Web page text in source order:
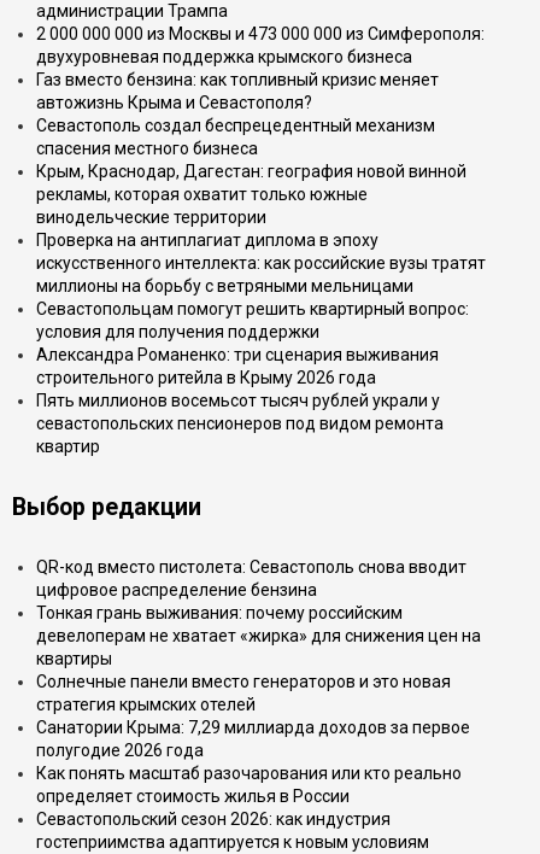
администрации Трампа
2 000 000 000 из Москвы и 473 000 000 из Симферополя:
двухуровневая поддержка крымского бизнеса
Газ вместо бензина: как топливный кризис меняет
автожизнь Крыма и Севастополя?
Севастополь создал беспрецедентный механизм
спасения местного бизнеса
Крым, Краснодар, Дагестан: география новой винной
рекламы, которая охватит только южные
винодельческие территории
Проверка на антиплагиат диплома в эпоху
искусственного интеллекта: как российские вузы тратят
миллионы на борьбу с ветряными мельницами
Севастопольцам помогут решить квартирный вопрос:
условия для получения поддержки
Александра Романенко: три сценария выживания
строительного ритейла в Крыму 2026 года
Пять миллионов восемьсот тысяч рублей украли у
севастопольских пенсионеров под видом ремонта
квартир
Выбор редакции
QR-код вместо пистолета: Севастополь снова вводит
цифровое распределение бензина
Тонкая грань выживания: почему российским
девелоперам не хватает «жирка» для снижения цен на
квартиры
Солнечные панели вместо генераторов и это новая
стратегия крымских отелей
Санатории Крыма: 7,29 миллиарда доходов за первое
полугодие 2026 года
Как понять масштаб разочарования или кто реально
определяет стоимость жилья в России
Севастопольский сезон 2026: как индустрия
гостеприимства адаптируется к новым условиям